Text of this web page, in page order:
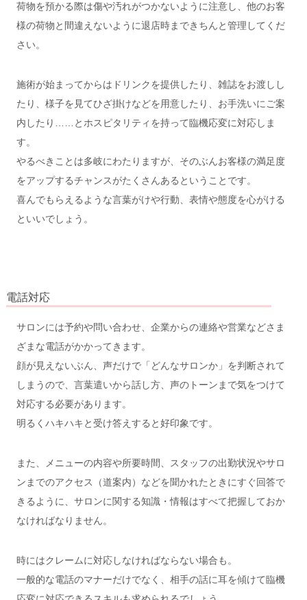
荷物を預かる際は傷や汚れがつかないように注意し、他のお客
様の荷物と間違えないように退店時まできちんと管理してくだ
さい。
施術が始まってからはドリンクを提供したり、雑誌をお渡しし
たり、様子を見てひざ掛けなどを用意したり、お手洗いにご案
内したり……とホスピタリティを持って臨機応変に対応しま
す。
やるべきことは多岐にわたりますが、そのぶんお客様の満足度
をアップするチャンスがたくさんあるということです。
喜んでもらえるような言葉がけや行動、表情や態度を心がける
といいでしょう。
電話対応
サロンには予約や問い合わせ、企業からの連絡や営業などさま
ざまな電話がかかってきます。
顔が見えないぶん、声だけで「どんなサロンか」を判断されて
しまうので、言葉遣いから話し方、声のトーンまで気をつけて
対応する必要があります。
明るくハキハキと受け答えすると好印象です。
また、メニューの内容や所要時間、スタッフの出勤状況やサロ
ンまでのアクセス（道案内）などを聞かれたときにすぐ回答で
きるように、サロンに関する知識・情報はすべて把握しておか
なければなりません。
時にはクレームに対応しなければならない場合も。
一般的な電話のマナーだけでなく、相手の話に耳を傾けて臨機